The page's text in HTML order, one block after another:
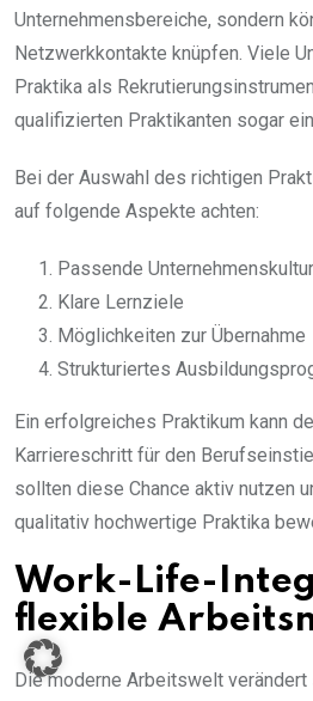
Unternehmensbereiche, sondern
Netzwerkkontakte knüpfen. Viele
Praktika als
qualifizierten Praktikanten sogar
Bei der Auswahl des richtigen
auf folgende Aspekte achten:
Passende Unternehmenskultur
Klare Lernziele
Möglichkeiten zur Übernahme
Strukturiertes
Ein erfolgreiches Praktikum kann
Karriereschritt für den
sollten diese Chance aktiv nutzen
qualitativ hochwertige Praktika
Work-Life-
flexible
Die moderne Arbeitswelt verändert